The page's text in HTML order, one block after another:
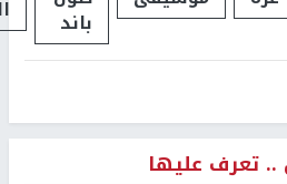
باند
تعرف عليها